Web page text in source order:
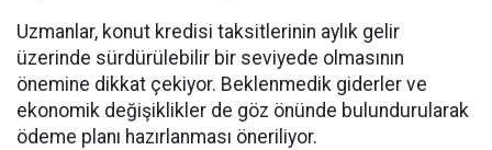
Uzmanlar, konut kredisi taksitlerinin aylık gelir
üzerinde sürdürülebilir bir seviyede olmasının
önemine dikkat çekiyor. Beklenmedik giderler ve
ekonomik değişiklikler de göz önünde bulundurularak
ödeme planı hazırlanması öneriliyor.